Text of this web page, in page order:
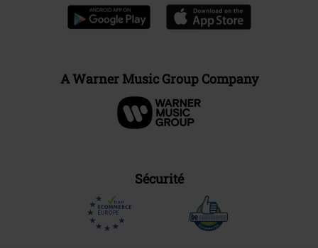
A Warner Music Group Company
Sécurité